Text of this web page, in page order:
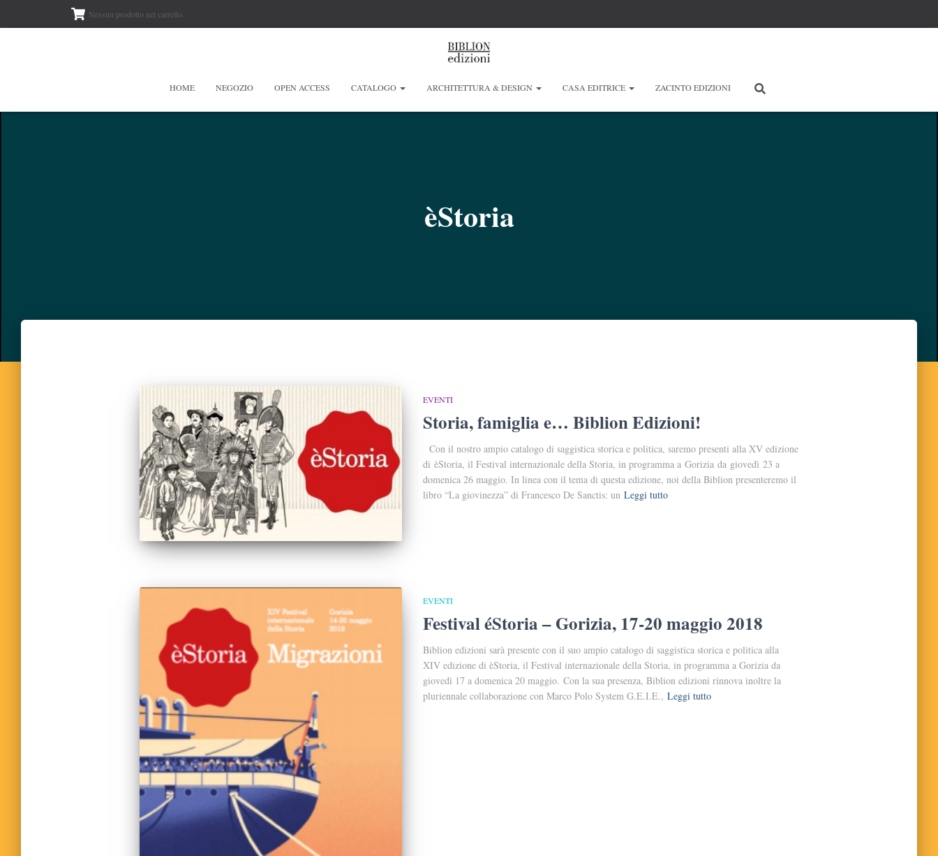
Nessun prodotto nel carrello.
HOME NEGOZIO OPEN ACCESS CATALOGO ARCHITETTURA & DESIGN CASA EDITRICE ZACINTO EDIZIONI
èStoria
EVENTI
Storia, famiglia e… Biblion Edizioni!
Con il nostro ampio catalogo di saggistica storica e politica, saremo presenti alla XV edizione
di èStoria, il Festival internazionale della Storia, in programma a Gorizia da giovedì 23 a
domenica 26 maggio. In linea con il tema di questa edizione, noi della Biblion presenteremo il
libro “La giovinezza” di Francesco De Sanctis: un Leggi tutto
EVENTI
Festival éStoria – Gorizia, 17-20 maggio 2018
Biblion edizioni sarà presente con il suo ampio catalogo di saggistica storica e politica alla
XIV edizione di èStoria, il Festival internazionale della Storia, in programma a Gorizia da
giovedì 17 a domenica 20 maggio. Con la sua presenza, Biblion edizioni rinnova inoltre la
pluriennale collaborazione con Marco Polo System G.E.I.E., Leggi tutto